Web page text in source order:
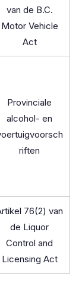
van de B.C.
Motor Vehicle
Act
Provinciale
alcohol- en
riften
76(2) van
de Liquor
Control and
Licensing Act